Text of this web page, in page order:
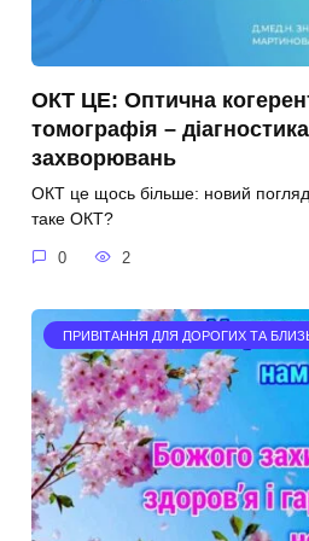
ОКТ ЦЕ: Оптична
томографія –
захворювань
ОКТ це щось більше: новий
таке ОКТ?
0 2
ПРИВІТАННЯ ДЛЯ ДОРОГИХ ТА